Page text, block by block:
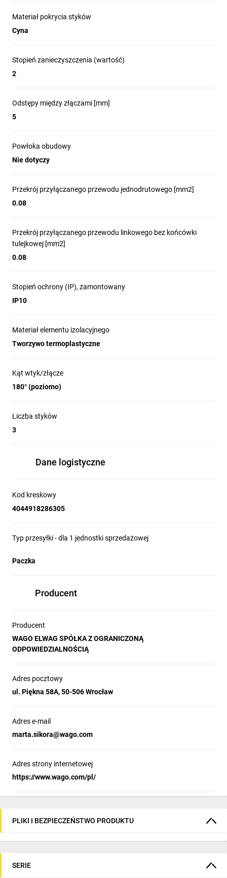
Materiał pokrycia styków
Cyna
Stopień zanieczyszczenia (wartość)
2
Odstępy między złączami [mm]
5
Powłoka obudowy
Nie dotyczy
Przekrój przyłączanego przewodu jednodrutowego [mm2]
0.08
Przekrój przyłączanego przewodu linkowego bez końcówki
tulejkowej [mm2]
0.08
Stopień ochrony (IP), zamontowany
IP10
Materiał elementu izolacyjnego
Tworzywo termoplastyczne
Kąt wtyk/złącze
180° (poziomo)
Liczba styków
3
Dane logistyczne
Kod kreskowy
4044918286305
Typ przesyłki - dla 1 jednostki sprzedażowej
Paczka
Producent
Producent
WAGO ELWAG SPÓŁKA Z OGRANICZONĄ
ODPOWIEDZIALNOŚCIĄ
Adres pocztowy
ul. Piękna 58A, 50-506 Wrocław
Adres e-mail
marta.sikora@wago.com
Adres strony internetowej
https://www.wago.com/pl/
PLIKI I BEZPIECZEŃSTWO PRODUKTU
SERIE